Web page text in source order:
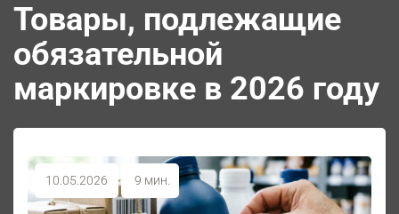
Товары, подлежащие
обязательной
маркировке в 2026 году
10.05.2026 9 мин.